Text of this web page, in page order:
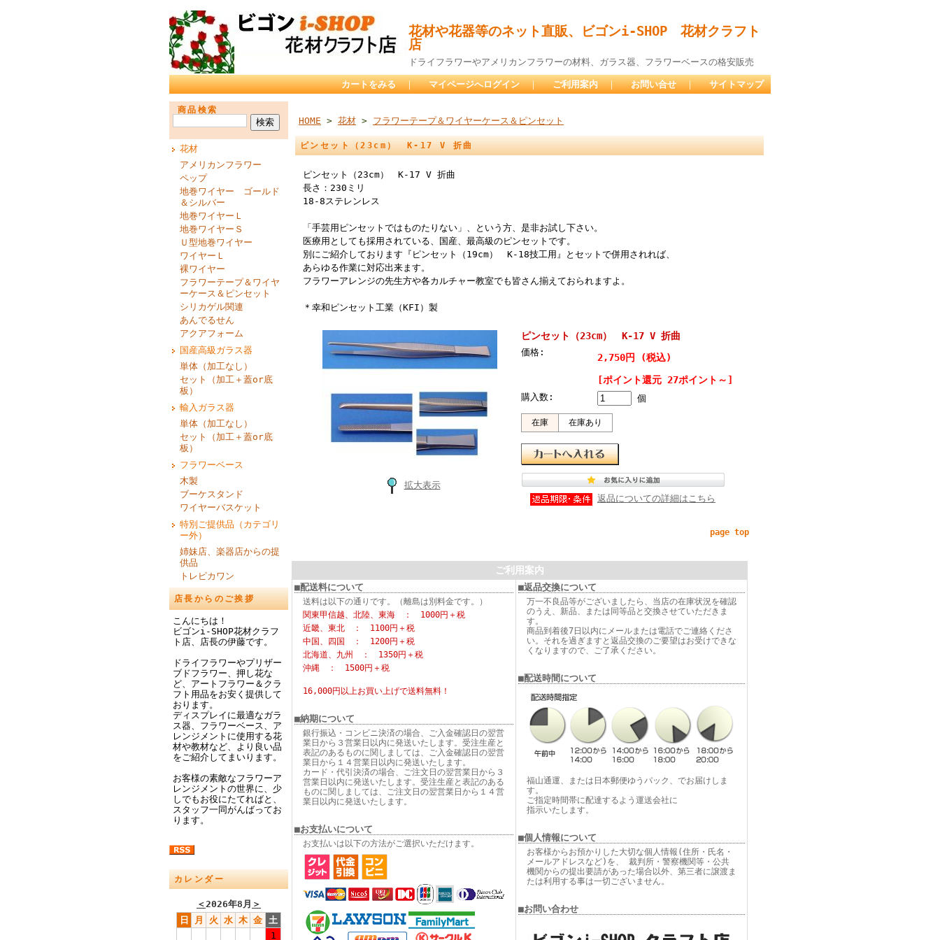
花材や花器等のネット直販、ビゴンi-SHOP 花材クラフト
店
ドライフラワーやアメリカンフラワーの材料、ガラス器、フラワーベースの格安販売
カートをみる ｜ マイページへログイン ｜ ご利用案内 ｜ お問い合せ ｜ サイトマップ
商品検索
花材
アメリカンフラワー
ペップ
地巻ワイヤー ゴールド
＆シルバー
地巻ワイヤーＬ
地巻ワイヤーＳ
Ｕ型地巻ワイヤー
ワイヤーＬ
裸ワイヤー
フラワーテープ＆ワイヤ
ーケース＆ピンセット
シリカゲル関連
あんでるせん
アクアフォーム
国産高級ガラス器
単体（加工なし）
セット（加工＋蓋or底
板）
輸入ガラス器
単体（加工なし）
セット（加工＋蓋or底
板）
フラワーベース
木製
ブーケスタンド
ワイヤーバスケット
特別ご提供品（カテゴリ
ー外）
姉妹店、楽器店からの提
供品
トレピカワン
店長からのご挨拶
こんにちは！
ビゴンi-SHOP花材クラフ
ト店、店長の伊藤です。
ドライフラワーやプリザー
ブドフラワー、押し花な
ど、アートフラワー＆クラ
フト用品をお安く提供して
おります。
ディスプレイに最適なガラ
ス器、フラワーベース、ア
レンジメントに使用する花
材や教材など、より良い品
をご紹介してまいります。
お客様の素敵なフラワーア
レンジメントの世界に、少
しでもお役にたてればと、
スタッフ一同がんばってお
ります。
カレンダー
＜2026年8月 ＞
日
月 火 水 木 金 土
1
HOME > 花材 > フラワーテープ＆ワイヤーケース＆ピンセット
ピンセット（23cm） K-17 V 折曲
ピンセット（23cm） K-17 V 折曲
長さ：230ミリ
18-8ステレンレス
「手芸用ピンセットではものたりない」、という方、是非お試し下さい。
医療用としても採用されている、国産、最高級のピンセットです。
別にご紹介しております『ピンセット（19cm） K-18技工用』とセットで併用されれば、
あらゆる作業に対応出来ます。
フラワーアレンジの先生方や各カルチャー教室でも皆さん揃えておられますよ。
＊幸和ピンセット工業（KFI）製
拡大表示
ピンセット（23cm） K-17 V 折曲
価格:
2,750円 (税込)
[ポイント還元 27ポイント～]
購入数: 個
在庫 在庫あり
返品についての詳細はこちら
page top
ご利用案内
■配送料について
送料は以下の通りです。（離島は別料金です。）
関東甲信越、北陸、東海 ： 1000円＋税
近畿、東北 ： 1100円＋税
中国、四国 ： 1200円＋税
北海道、九州 ： 1350円＋税
沖縄 ： 1500円＋税
16,000円以上お買い上げで送料無料！
■納期について
銀行振込・コンビニ決済の場合、ご入金確認日の翌営
業日から３営業日以内に発送いたします。受注生産と
表記のあるものに関しましては、ご入金確認日の翌営
業日から１４営業日以内に発送いたします。
カード・代引決済の場合、ご注文日の翌営業日から３
営業日以内に発送いたします。受注生産と表記のある
ものに関しましては、ご注文日の翌営業日から１４営
業日以内に発送いたします。
■お支払いについて
お支払いは以下の方法がご選択いただけます。
■返品交換について
万一不良品等がございましたら、当店の在庫状況を確認
のうえ、新品、または同等品と交換させていただきま
す。
商品到着後7日以内にメールまたは電話でご連絡くださ
い。それを過ぎますと返品交換のご要望はお受けできな
くなりますので、ご了承ください。
■配送時間について
福山通運、または日本郵便ゆうパック、でお届けしま
す。
ご指定時間帯に配達するよう運送会社に
指示いたします。
■個人情報について
お客様からお預かりした大切な個人情報(住所・氏名・
メールアドレスなど)を、 裁判所・警察機関等・公共
機関からの提出要請があった場合以外、第三者に譲渡ま
たは利用する事は一切ございません。
■お問い合わせ